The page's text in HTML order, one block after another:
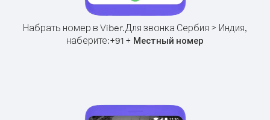
Набрать номер в Viber.Для звонка Сербия > Индия,
наберите:+91 + Местный номер